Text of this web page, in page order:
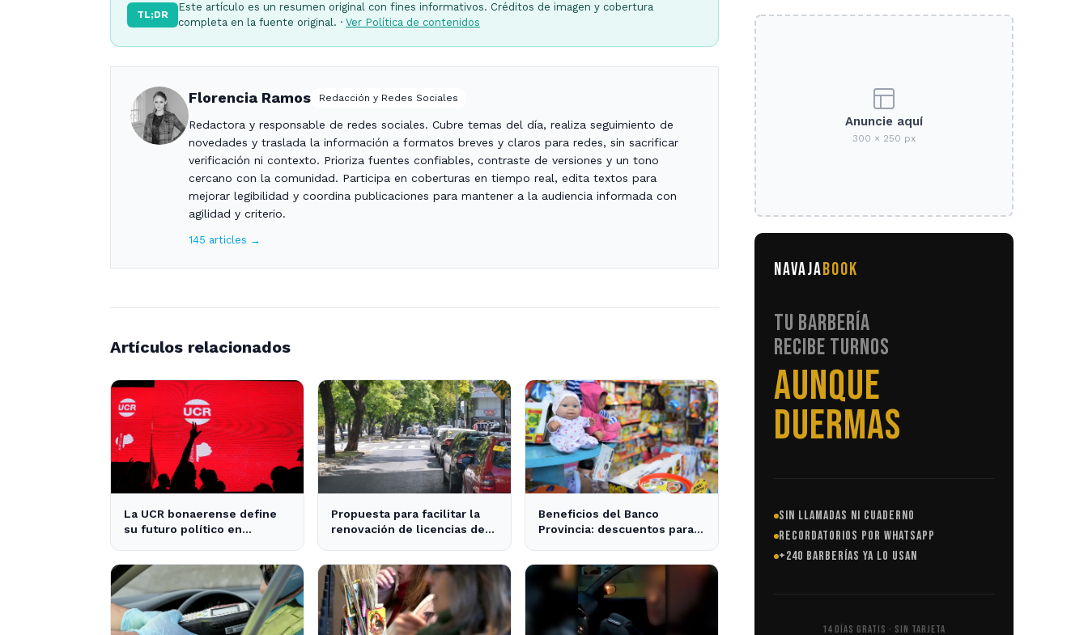
TL;DR
Este artículo es un resumen original con fines informativos. Créditos de imagen y cobertura
completa en la fuente original. · Ver Política de contenidos
Florencia Ramos Redacción y Redes Sociales
Redactora y responsable de redes sociales. Cubre temas del día, realiza seguimiento de
novedades y traslada la información a formatos breves y claros para redes, sin sacrificar
verificación ni contexto. Prioriza fuentes confiables, contraste de versiones y un tono
cercano con la comunidad. Participa en coberturas en tiempo real, edita textos para
mejorar legibilidad y coordina publicaciones para mantener a la audiencia informada con
agilidad y criterio.
145 articles →
Artículos relacionados
La UCR bonaerense define
su futuro político en
Propuesta para facilitar la
renovación de licencias de
Beneficios del Banco
Provincia: descuentos para
Anuncie aquí
300 × 250 px
NAVAJABOOK
TU BARBERÍA
RECIBE TURNOS
SIN LLAMADAS
SIN LLAMADAS NI CUADERNO
RECORDATORIOS POR WHATSAPP
+240 BARBERÍAS YA LO USAN
14 DÍAS GRATIS · SIN TARJETA